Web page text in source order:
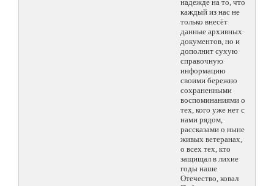
надежде на то, что
каждый из нас не
только внесёт
данные архивных
документов, но и
дополнит сухую
справочную
информацию
своими бережно
сохраненными
воспоминаниями о
тех, кого уже нет с
нами рядом,
рассказами о ныне
живых ветеранах,
о всех тех, кто
защищал в лихие
годы наше
Отечество, ковал